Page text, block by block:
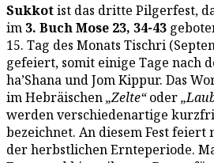
Sukkotist das dritte Pilgerfest,
im 3. Buch Mose 23, 34-43
15. Tag des Monats Tischri
gefeiert, somit einige Tage nach
ha’Shana und Jom Kippur. Das
im Hebräischen„Zelte“oder
werden verschiedenartige
bezeichnet. An diesem Fest feiert
der herbstlichen Ernteperiode.